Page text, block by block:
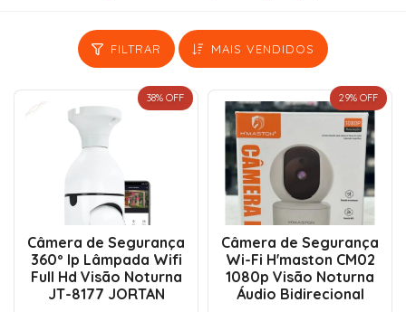
FILTRAR MAIS VENDIDOS
38% OFF
Câmera de Segurança
360º Ip Lâmpada Wifi
Full Hd Visão Noturna
JT-8177 JORTAN
29% OFF
Câmera de Segurança
Wi-Fi H'maston CM02
1080p Visão Noturna
Áudio Bidirecional